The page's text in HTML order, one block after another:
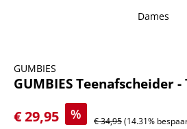
Dames
GUMBIES
GUMBIES Teenafscheider -
€ 29,95
% € 34,95(14.31%